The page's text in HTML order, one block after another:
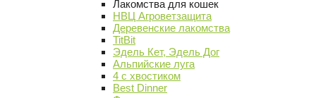
Лакомства для кошек
НВЦ Агроветзащита
Деревенские лакомства
TitBit
Эдель Кет, Эдель Дог
Альпийские луга
4 с хвостиком
Best Dinner